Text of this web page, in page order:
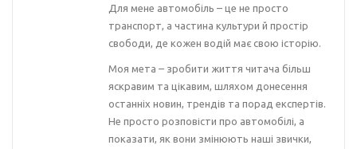
Для мене автомобіль – це не просто
транспорт, а частина культури й простір
свободи, де кожен водій має свою історію.
Моя мета – зробити життя читача більш
яскравим та цікавим, шляхом донесення
останніх новин, трендів та порад експертів.
Не просто розповісти про автомобілі, а
показати, як вони змінюють наші звички,